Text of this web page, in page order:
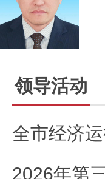
领导活动